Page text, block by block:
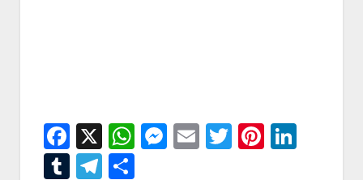
Facebook
X WhatsApp
Messenger
EmailTwitter
TumblrTelegram